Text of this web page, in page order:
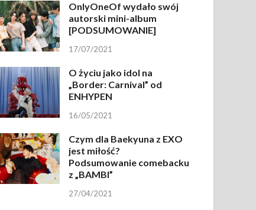
OnlyOneOf wydało swój
autorski mini-album
[PODSUMOWANIE]
17/07/2021
O życiu jako idol na
„Border: Carnival” od
ENHYPEN
16/05/2021
Czym dla Baekyuna z EXO
jest miłość?
Podsumowanie comebacku
z „BAMBI”
27/04/2021